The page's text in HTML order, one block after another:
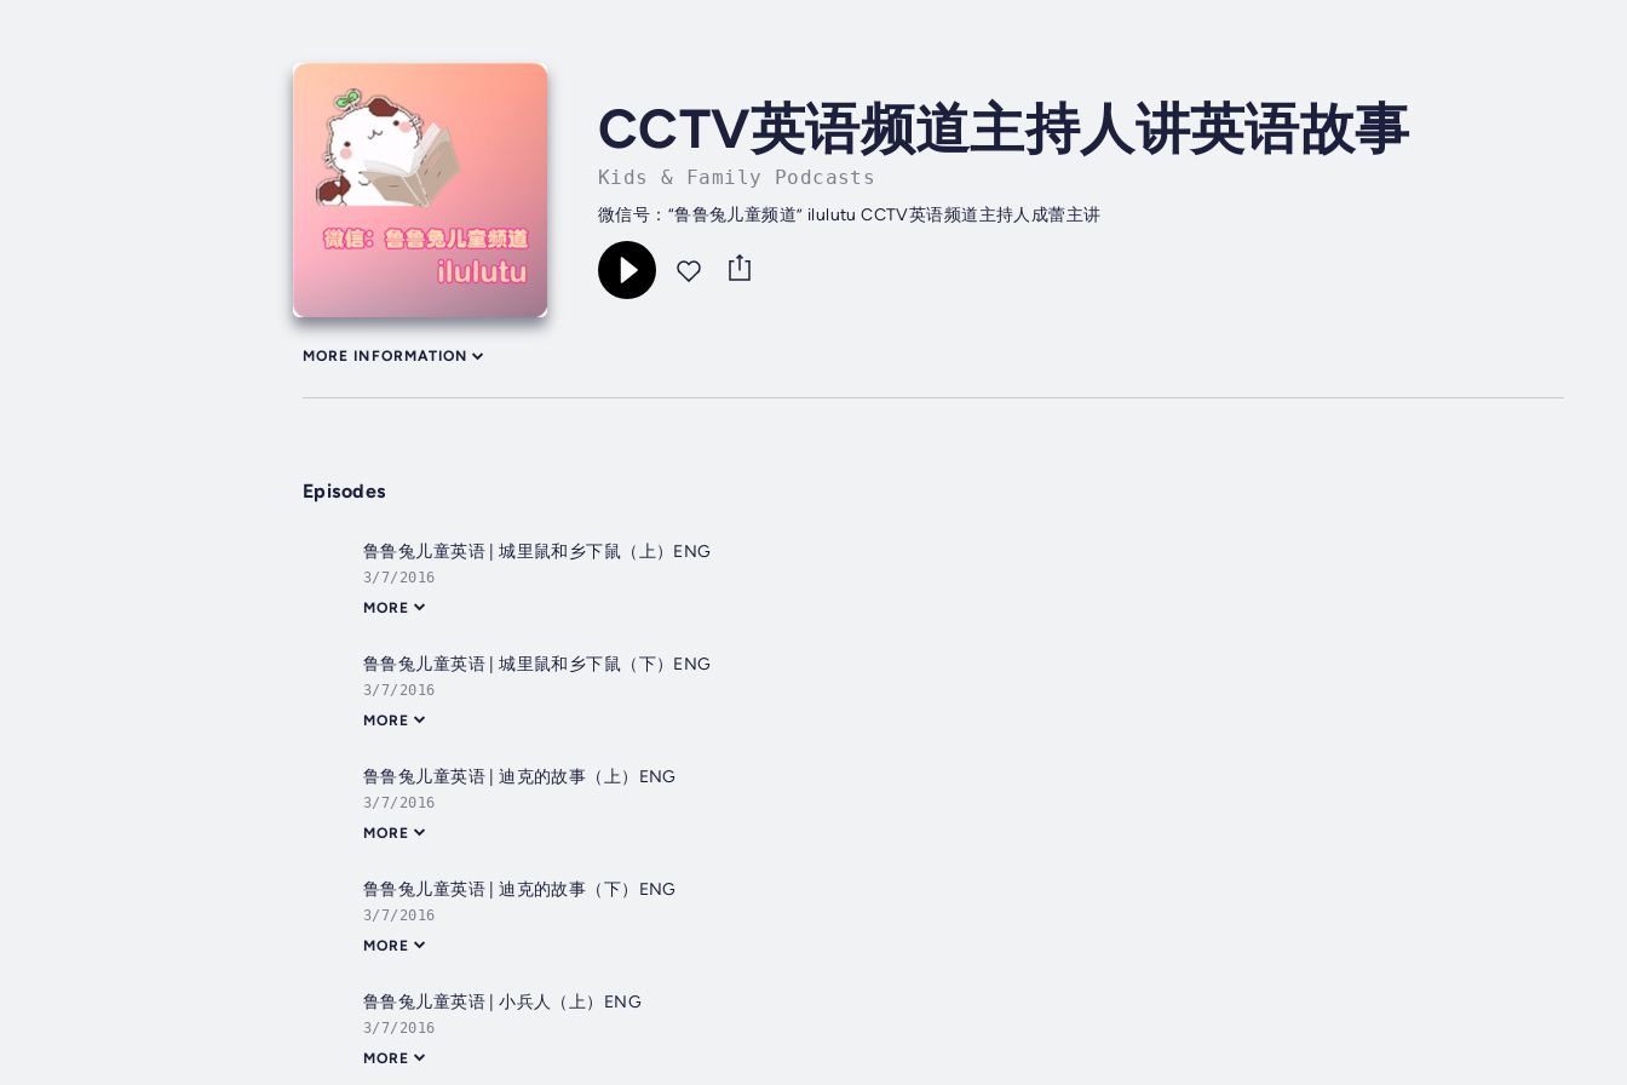
CCTV英语频道主持人讲英语故事
Kids & Family Podcasts
微信号：“鲁鲁兔儿童频道” ilulutu CCTV英语频道主持人成蕾主讲
MORE INFORMATION
Episodes
鲁鲁兔儿童英语 | 城里鼠和乡下鼠（上）ENG
3/7/2016
MORE
鲁鲁兔儿童英语 | 城里鼠和乡下鼠（下）ENG
3/7/2016
MORE
鲁鲁兔儿童英语 | 迪克的故事（上）ENG
3/7/2016
MORE
鲁鲁兔儿童英语 | 迪克的故事（下）ENG
3/7/2016
MORE
鲁鲁兔儿童英语 | 小兵人（上）ENG
3/7/2016
MORE